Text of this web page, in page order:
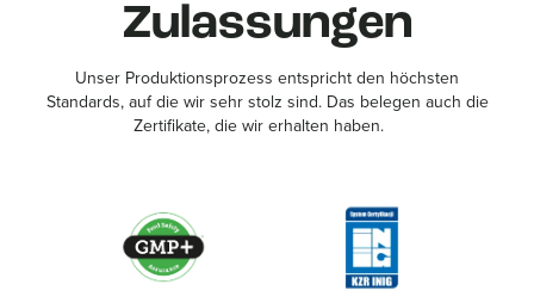
Zulassungen
Unser Produktionsprozess entspricht den höchsten
Standards, auf die wir sehr stolz sind. Das belegen auch die
Zertifikate, die wir erhalten haben.